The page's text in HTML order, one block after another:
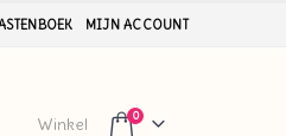
MIJN ACCOUNT
Winkel 0